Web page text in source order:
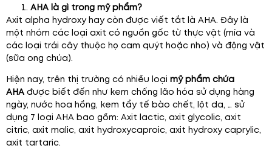
AHA là gì trong mỹ phẩm?
Axit alpha hydroxy hay còn được viết tắt là AHA. Đây là
một nhóm các loại axit có nguồn gốc từ thực vật (mía và
các loại trái cây thuộc họ cam quýt hoặc nho) và động vật
(sữa ong chúa).
Hiện nay, trên thị trường có nhiều loại mỹ phẩm chứa
AHA được biết đến như kem chống lão hóa sử dụng hàng
ngày, nước hoa hồng, kem tẩy tế bào chết, lột da, … sử
dụng 7 loại AHA bao gồm: Axit lactic, axit glycolic, axit
citric, axit malic, axit hydroxycaproic, axit hydroxy caprylic,
axit tartaric.